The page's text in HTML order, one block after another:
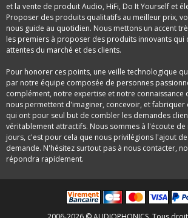
et la vente de produit Audio, HiFi, Do It Yourself et
Proposer des produits qualitatifs au meilleur prix,
nous guide au quotidien. Nous mettons un accent
les premiers à proposer des produits innovants qui
attentes du marché et des clients.
Pour honorer ces points, une veille technologique
par notre équipe composée de personnes
complément, notre expertise et notre connaissance
nous permettent d'imaginer, concevoir, et fabriquer
qui ont pour seul but de combler les demandes
véritablement attractifs. Nous sommes à l'écoute de
jours, c'est pour cela que nous privilégions l'ajout
demande. N'hésitez surtout pas à nous contacter,
répondra rapidement.